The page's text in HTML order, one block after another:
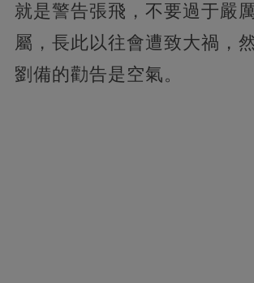
就是警告張飛，不要過于嚴
屬，長此以往會遭致大禍，
劉備的勸告是空氣。